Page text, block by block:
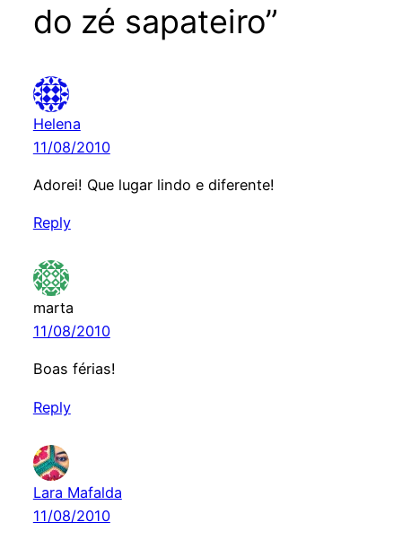
do zé sapateiro”
Helena
11/08/2010
Adorei! Que lugar lindo e diferente!
Reply
marta
11/08/2010
Boas férias!
Reply
Lara Mafalda
11/08/2010